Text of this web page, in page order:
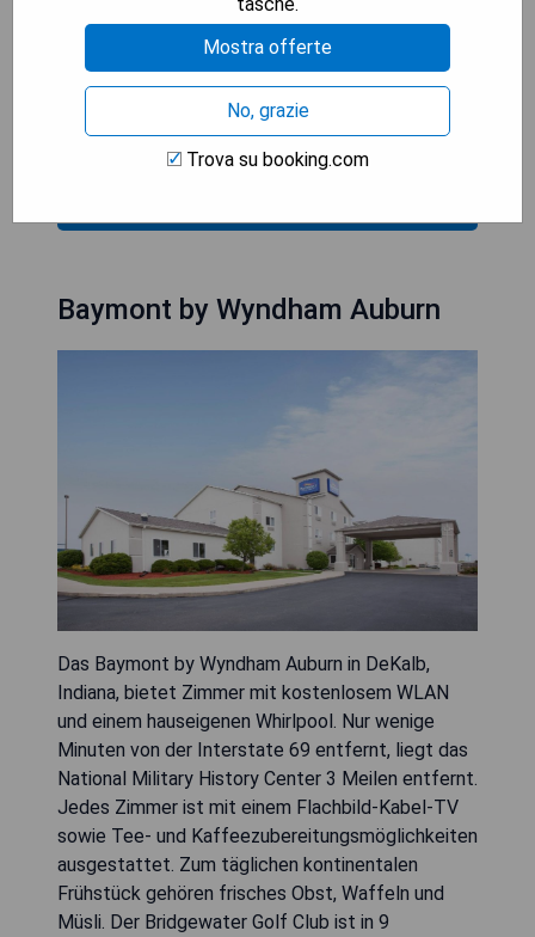
- Kostenloses WLAN
- Innenpool und Fitnesscenter
- Allergiefreie Zimmer verfügbar
- Zentrale Lage nahe Sehenswürdigkeiten
Baymont by Wyndham Auburn
Das Baymont by Wyndham Auburn in DeKalb,
Indiana, bietet Zimmer mit kostenlosem WLAN
und einem hauseigenen Whirlpool. Nur wenige
Minuten von der Interstate 69 entfernt, liegt das
National Military History Center 3 Meilen entfernt.
Jedes Zimmer ist mit einem Flachbild-Kabel-TV
sowie Tee- und Kaffeezubereitungsmöglichkeiten
ausgestattet. Zum täglichen kontinentalen
Frühstück gehören frisches Obst, Waffeln und
Müsli. Der Bridgewater Golf Club ist in 9
Mostra offerte
No, grazie
Trova su booking.com